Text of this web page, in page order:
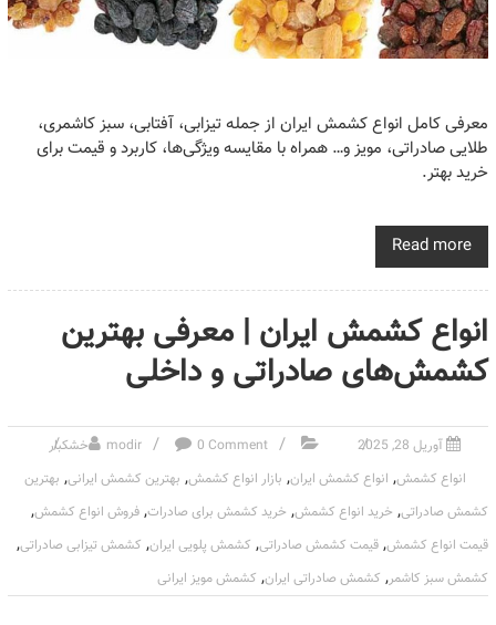
معرفی کامل انواع کشمش ایران از جمله تیزابی، آفتابی، سبز کاشمری،
طلایی صادراتی، مویز و… همراه با مقایسه ویژگی‌ها، کاربرد و قیمت برای
خرید بهتر.
Read more
انواع کشمش ایران | معرفی بهترین
کشمش‌های صادراتی و داخلی
آوریل 28, 2025 modir 0 Comment
خشکبار
انواع کشمش, انواع کشمش ایران, بازار انواع کشمش, بهترین کشمش ایرانی, بهترین
کشمش صادراتی, خرید انواع کشمش, خرید کشمش برای صادرات, فروش انواع کشمش,
قیمت انواع کشمش, قیمت کشمش صادراتی, کشمش پلویی ایران, کشمش تیزابی صادراتی,
کشمش سبز کاشمر, کشمش صادراتی ایران, کشمش مویز ایرانی